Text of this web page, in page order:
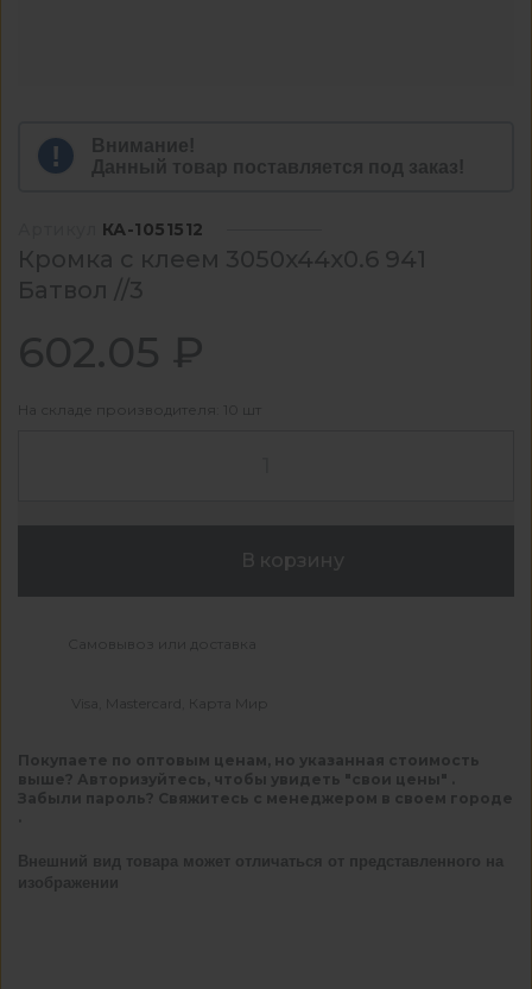
Внимание!
Данный товар поставляется под заказ!
КА-1051512
Кромка с клеем 3050x44x0.6 941
Батвол //3
602.05 ₽
На складе производителя: 10 шт
В корзину
Самовывоз или доставка
Visa, Mastercard, Карта Мир
Покупаете по оптовым ценам, но указанная стоимость
выше? Авторизуйтесь, чтобы увидеть "свои цены" .
Забыли пароль? Свяжитесь с менеджером в своем городе
Внешний вид товара может отличаться от представленного на
изображении